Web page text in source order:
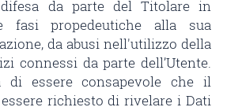
da parte del Titolare in
fasi propedeutiche alla sua
da abusi nell'utilizzo della
connessi da parte dell’Utente.
di essere consapevole che il
richiesto di rivelare i Dati